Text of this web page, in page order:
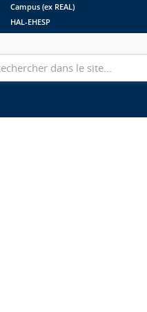
Campus (ex REAL)
HAL-EHESP
Suivez les